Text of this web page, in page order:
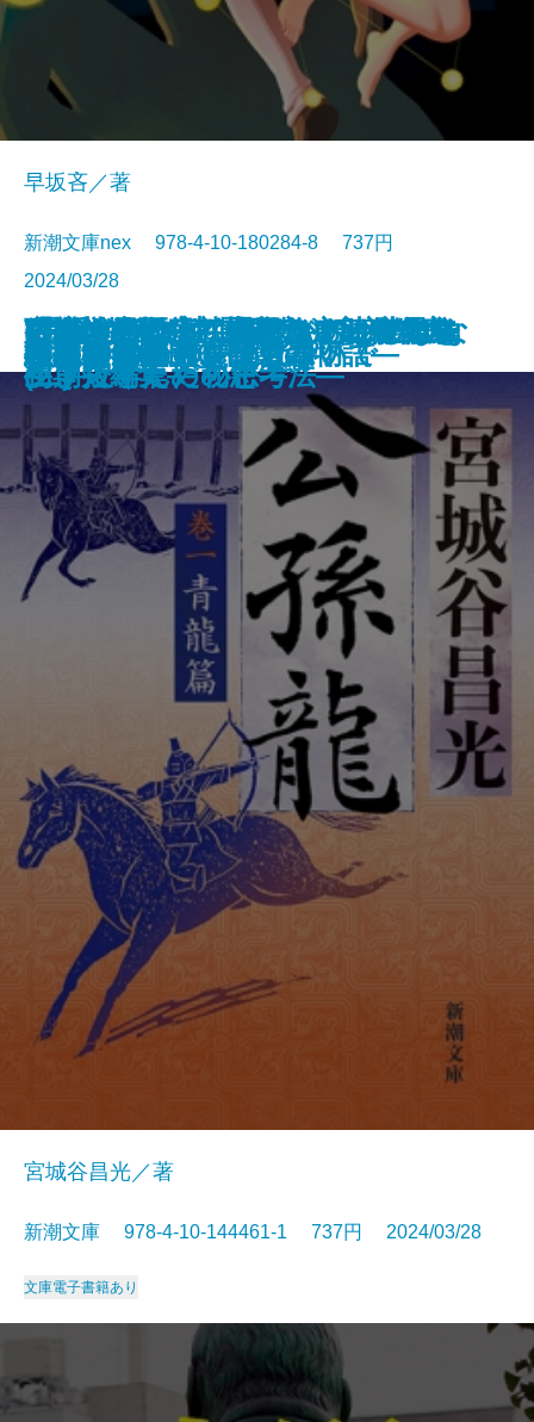
令和元年のテロリズム
ごんぎつね でんでんむしのかな
しみ―新美南吉傑作選―
古くてあたらしい仕事
絆―棋士たち 師弟の物語―
ごんぎつねの夢
小説8050
AI監獄ウイグル
夜の人々
可能性の怪物 文豪とアルケミス
ト短編集
VR浮遊館の謎―探偵AIのリアル・
ディープラーニング―
早坂吝／著
新潮文庫nex 978-4-10-180284-8 737円
2024/03/28
文庫電子書籍あり
公孫龍 巻一 青龍篇
宮城谷昌光／著
新潮文庫 978-4-10-144461-1 737円 2024/03/28
文庫電子書籍あり
上野アンダーグラウンド
おカネの教室―僕らがおかしなク
ラブで学んだ秘密―
羅城門に啼く
「科学的」は武器になる―世界を
生き抜くための思考法―
放浪・雪の夜―織田作之助傑作集
―
(霊媒の話より)題未定―安部公房
初期短編集―
空白の意匠―初期ミステリ傑作集
(二)―
わたしの名前を消さないで
幽世の薬剤師6